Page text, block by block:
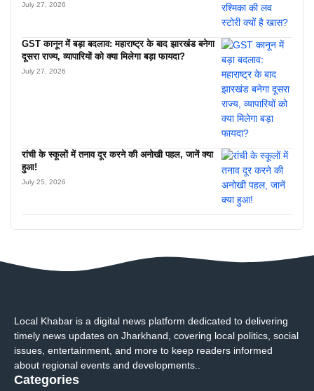
July 27, 2026
GST कानून में बड़ा बदलाव: महाराष्ट्र के बाद झारखंड बनेगा
दूसरा राज्य, व्यापारियों को क्या मिलेगा बड़ा फायदा?
July 27, 2026
रांची के स्कूलों में तनाव दूर करने की अनोखी पहल, जानें क्या
हुआ!
July 25, 2026
Local Khabar is a digital news platform dedicated to delivering
timely news updates on Jharkhand, covering local politics, social
issues, entertainment, and more to keep readers informed
about regional events and developments..
Categories